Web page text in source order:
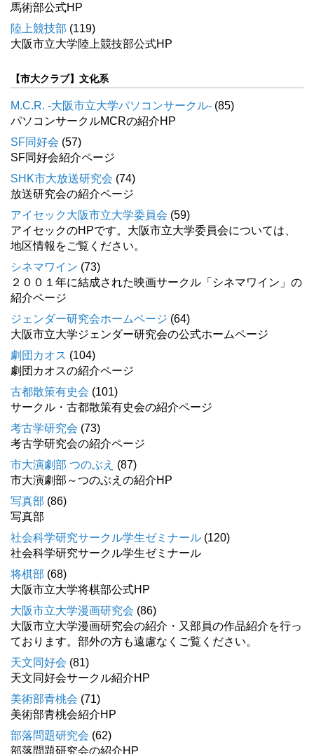
馬術部公式HP
陸上競技部 (119)
大阪市立大学陸上競技部公式HP
【市大クラブ】文化系
M.C.R. -大阪市立大学パソコンサークル- (85)
パソコンサークルMCRの紹介HP
SF同好会 (57)
SF同好会紹介ページ
SHK市大放送研究会 (74)
放送研究会の紹介ページ
アイセック大阪市立大学委員会 (59)
アイセックのHPです。大阪市立大学委員会については、
地区情報をご覧ください。
シネマワイン (73)
２００１年に結成された映画サークル「シネマワイン」の
紹介ページ
ジェンダー研究会ホームページ (64)
大阪市立大学ジェンダー研究会の公式ホームページ
劇団カオス (104)
劇団カオスの紹介ページ
古都散策有史会 (101)
サークル・古都散策有史会の紹介ページ
考古学研究会 (73)
考古学研究会の紹介ページ
市大演劇部 つのぶえ (87)
市大演劇部～つのぶえの紹介HP
写真部 (86)
写真部
社会科学研究サークル学生ゼミナール (120)
社会科学研究サークル学生ゼミナール
将棋部 (68)
大阪市立大学将棋部公式HP
大阪市立大学漫画研究会 (86)
大阪市立大学漫画研究会の紹介・又部員の作品紹介を行っ
ております。部外の方も遠慮なくご覧ください。
天文同好会 (81)
天文同好会サークル紹介HP
美術部青桃会 (71)
美術部青桃会紹介HP
部落問題研究会 (62)
部落問題研究会の紹介HP